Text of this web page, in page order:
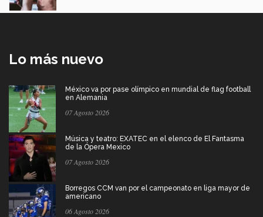
Lo más nuevo
México va por pase olímpico en mundial de flag football
en Alemania
07 Agosto 2026
Música y teatro: EXATEC en el elenco de El Fantasma
de la Ópera Mexico
07 Agosto 2026
Borregos CCM van por el campeonato en liga mayor de
americano
06 Agosto 2026